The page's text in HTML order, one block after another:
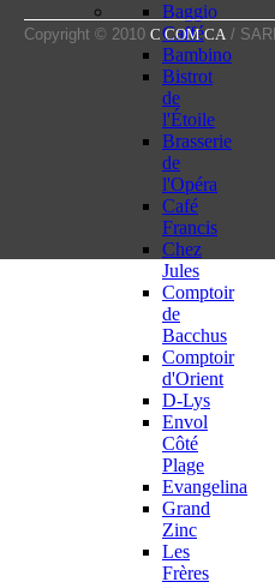
Baggio
Caffé
Bambino
Bistrot
de
l'Étoile
Brasserie
de
l'Opéra
Café
Francis
Chez
Jules
Comptoir
de
Bacchus
Comptoir
d'Orient
D-Lys
Envol
Côté
Plage
Evangelina
Grand
Zinc
Les
Frères
Copyright © 2010 C COM CA /